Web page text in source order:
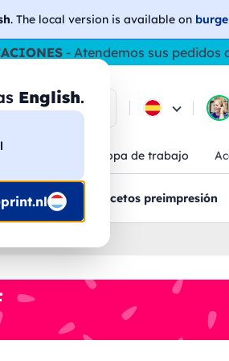
. The local version is available on
English.
- Atendemos sus pedidos
los productos
Ropa de trabajo
al cliente Bocetos preimpresión